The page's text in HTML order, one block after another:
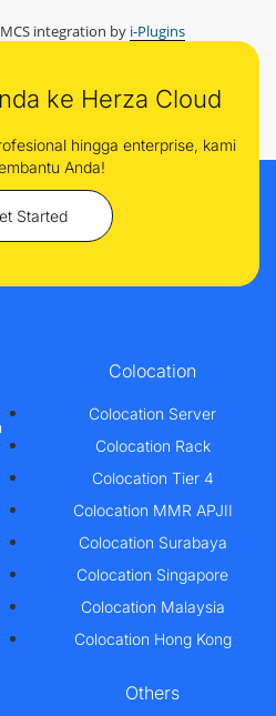
integration by i-Plugins
ke Herza Cloud
hingga enterprise, kami
Anda!
Started
Colocation
Colocation Server
Colocation Rack
Colocation Tier 4
Colocation MMR APJII
Colocation Surabaya
Colocation Singapore
Colocation Malaysia
Colocation Hong Kong
Others